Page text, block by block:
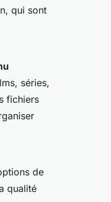
qui sont
séries,
fichiers
de
qualité